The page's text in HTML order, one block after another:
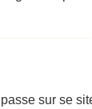
sur se